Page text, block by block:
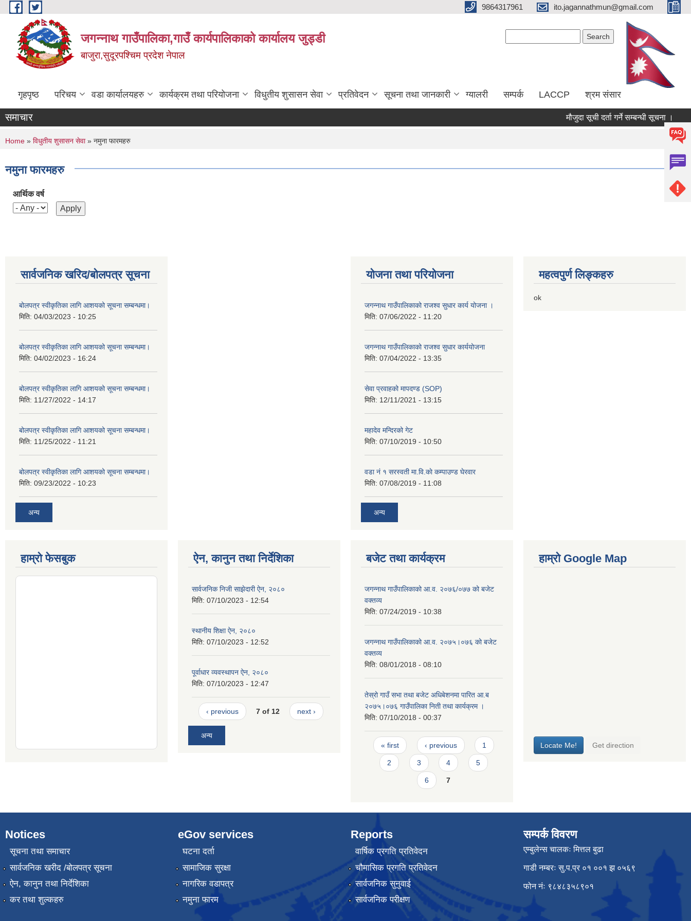
Skip to main content 9864317961 ito.jagannathmun@gmail.com
जगन्नाथ गाउँपालिका,गाउँ कार्यपालिकाको कार्यालय जुड्डी
बाजुरा,सुदूरपश्चिम प्रदेश नेपाल
गृहपृष्ठ परिचय वडा कार्यालयहरु कार्यक्रम तथा परियोजना विधुतीय शुसासन सेवा प्रतिवेदन सूचना तथा जानकारी ग्यालरी सम्पर्क LACCP श्रम संसार
समाचार मौजुदा सूची दर्ता गर्ने सम्बन्धी सूचना ।
You are here
Home » विधुतीय शुसासन सेवा» नमुना फारमहरु
नमुना फारमहरु
आर्थिक वर्ष
सार्वजनिक खरिद/बोलपत्र सूचना
बोलपत्र स्वीकृतिका लागि आशयको सूचना सम्बन्धमा।
मिति: 04/03/2023 - 10:25
बोलपत्र स्वीकृतिका लागि आशयको सूचना सम्बन्धमा।
मिति: 04/02/2023 - 16:24
बोलपत्र स्वीकृतिका लागि आशयको सूचना सम्बन्धमा।
मिति: 11/27/2022 - 14:17
बोलपत्र स्वीकृतिका लागि आशयको सूचना सम्बन्धमा।
मिति: 11/25/2022 - 11:21
बोलपत्र स्वीकृतिका लागि आशयको सूचना सम्बन्धमा।
मिति: 09/23/2022 - 10:23
अन्य
योजना तथा परियोजना
जगन्नाथ गाउँपालिकाको राजश्व सुधार कार्य योजना ।
मिति: 07/06/2022 - 11:20
जगन्नाथ गाउँपालिकाको राजश्व सुधार कार्ययोजना
मिति: 07/04/2022 - 13:35
सेवा प्रवाहको मापदण्ड (SOP)
मिति: 12/11/2021 - 13:15
महादेव मन्दिरको गेट
मिति: 07/10/2019 - 10:50
वडा नं १ सरस्वती मा.वि.काे कम्पाउण्ड घेरवार
मिति: 07/08/2019 - 11:08
अन्य
महत्वपुर्ण लिङ्कहरु
ok
हाम्रो फेसबुक ऐन, कानुन तथा निर्देशिका
सार्वजनिक निजी साझेदारी ऐन, २०८०
मिति: 07/10/2023 - 12:54
स्थानीय शिक्षा ऐन, २०८०
मिति: 07/10/2023 - 12:52
पूर्वाधार व्यवस्थापन ऐन, २०८०
मिति: 07/10/2023 - 12:47
‹ previous 7 of 12 next ›
अन्य
बजेट तथा कार्यक्रम
जगन्नाथ गाउँपालिकाको आ.व. २०७६/०७७ को बजेट
वक्तव्य
मिति: 07/24/2019 - 10:38
जगन्नाथ गाउँपालिकाको आ.व. २०७५।०७६ को बजेट
वक्तव्य
मिति: 08/01/2018 - 08:10
तेस्रो गाउँ सभा तथा बजेट अधिबेशनमा पारित आ.ब
२०७५।०७६ गाउँपालिका निती तथा कार्यक्रम ।
मिति: 07/10/2018 - 00:37
Pages
« first ‹ previous 1
2 3 4 5
6 7
हाम्रो Google Map
Notices
सूचना तथा समाचार
सार्वजनिक खरीद /बोलपत्र सूचना
ऐन, कानुन तथा निर्देशिका
कर तथा शुल्कहरु
eGov services
घटना दर्ता
सामाजिक सुरक्षा
नागरिक वडापत्र
नमुना फारम
Reports
वार्षिक प्रगति प्रतिवेदन
चौमासिक प्रगति प्रतिवेदन
सार्वजनिक सुनुवाई
सार्वजनिक परीक्षण
सम्पर्क विवरण
एम्बुलेन्स चालकः मित्तल बुढा
गाडी नम्बरः सु.प.प्र ०१ ००१ झ ०५६९
फोन नंः ९८४८३५८९०१